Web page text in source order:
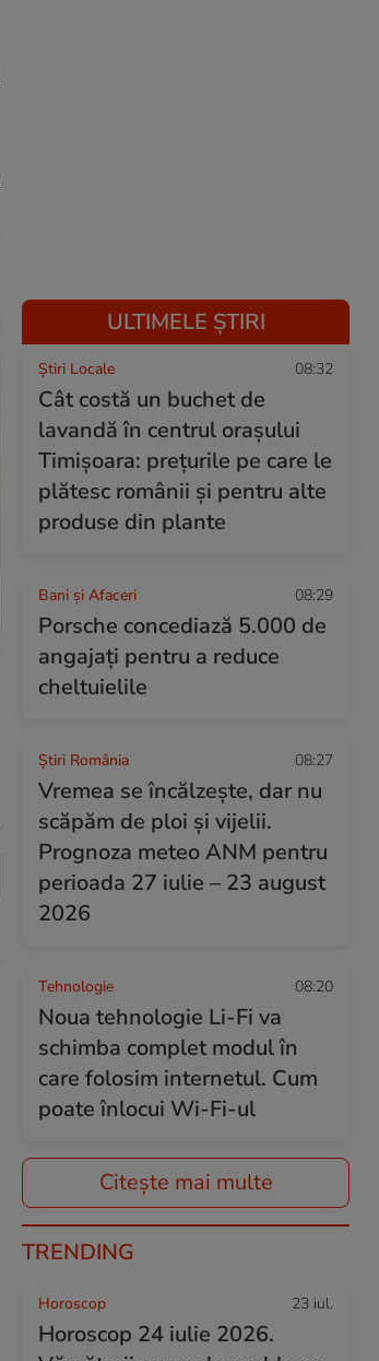
ULTIMELE ȘTIRI
Știri Locale 08:32
Cât costă un buchet de
lavandă în centrul orașului
Timișoara: prețurile pe care le
plătesc românii și pentru alte
produse din plante
Bani și Afaceri 08:29
Porsche concediază 5.000 de
angajați pentru a reduce
cheltuielile
Știri România 08:27
Vremea se încălzește, dar nu
scăpăm de ploi și vijelii.
Prognoza meteo ANM pentru
perioada 27 iulie – 23 august
2026
Tehnologie 08:20
Noua tehnologie Li-Fi va
schimba complet modul în
care folosim internetul. Cum
poate înlocui Wi-Fi-ul
Citește mai multe
TRENDING
Horoscop 23 iul.
Horoscop 24 iulie 2026.